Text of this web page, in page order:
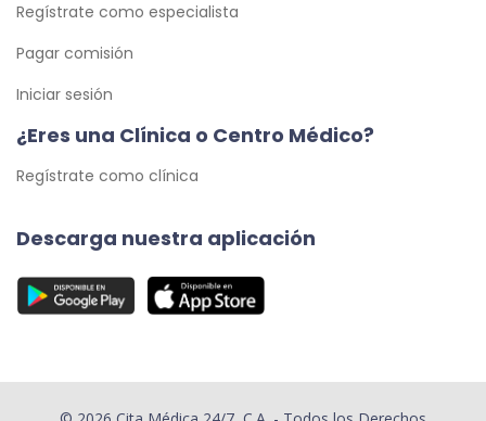
Regístrate como especialista
Pagar comisión
Iniciar sesión
¿Eres una Clínica o Centro Médico?
Regístrate como clínica
Descarga nuestra aplicación